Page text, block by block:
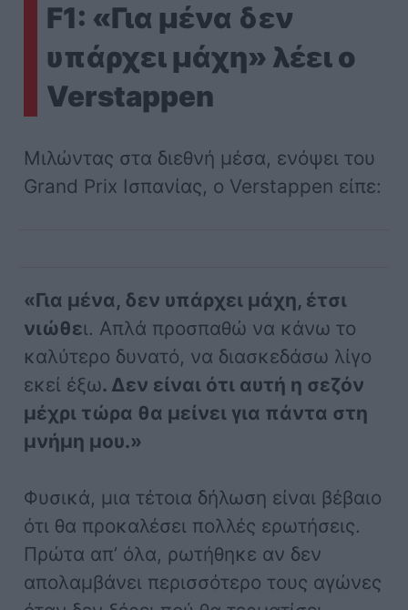
F1: «Για μένα δεν
υπάρχει μάχη» λέει ο
Verstappen
Μιλώντας στα διεθνή μέσα, ενόψει του
Grand Prix Ισπανίας, o Verstappen είπε:
«Για μένα, δεν υπάρχει μάχη, έτσι
νιώθει. Απλά προσπαθώ να κάνω το
καλύτερο δυνατό, να διασκεδάσω λίγο
εκεί έξω. Δεν είναι ότι αυτή η σεζόν
μέχρι τώρα θα μείνει για πάντα στη
μνήμη μου.»
Φυσικά, μια τέτοια δήλωση είναι βέβαιο
ότι θα προκαλέσει πολλές ερωτήσεις.
Πρώτα απ’ όλα, ρωτήθηκε αν δεν
απολαμβάνει περισσότερο τους αγώνες